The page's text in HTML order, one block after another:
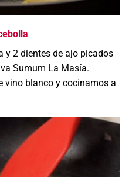
2 dientes de ajo picados
Sumum La Masía.
vino blanco y cocinamos a